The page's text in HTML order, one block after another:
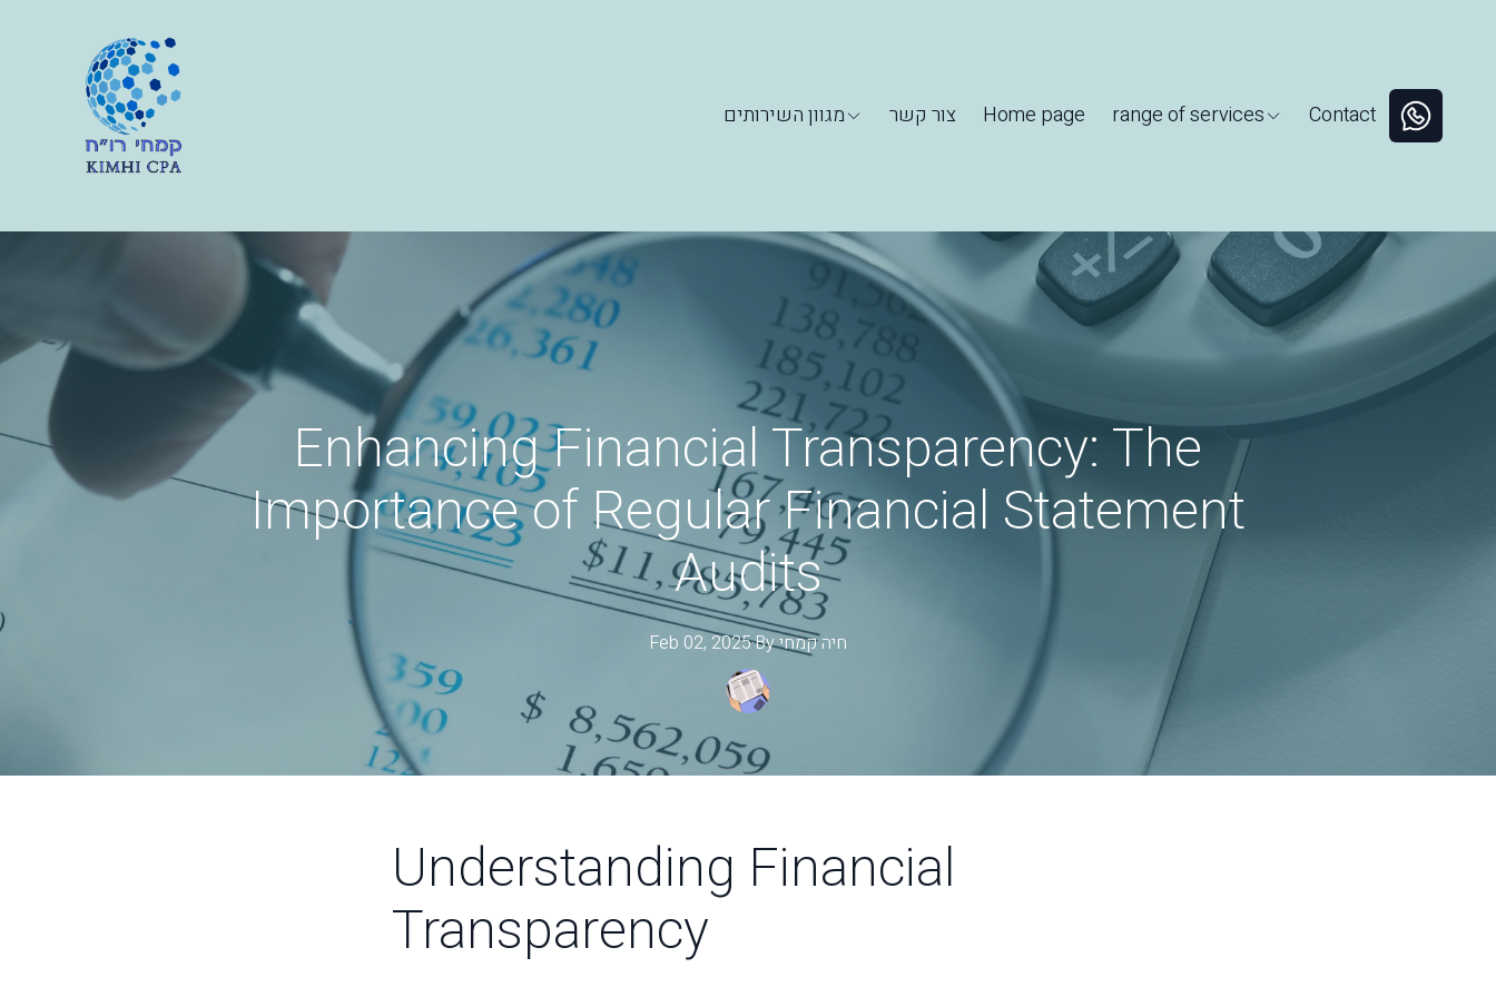
מגוון השירותים צור קשר Home page range of services Contact
Enhancing Financial Transparency: The
Importance of Regular Financial Statement
Audits
Feb 02, 2025·By חיה קמחי
Understanding Financial
Transparency